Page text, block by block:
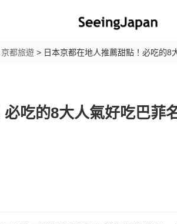
京都旅遊> 日本京都在地人推薦甜點！必吃的8
吃的8大人氣好吃巴菲